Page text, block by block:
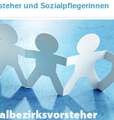
und Sozialpflegerinnen